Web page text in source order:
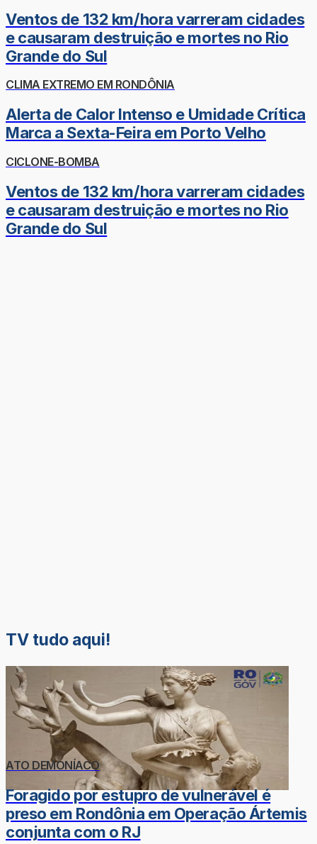
Ventos de 132 km/hora varreram cidades
e causaram destruição e mortes no Rio
Grande do Sul
CLIMA EXTREMO EM RONDÔNIA
Alerta de Calor Intenso e Umidade Crítica
Marca a Sexta-Feira em Porto Velho
CICLONE-BOMBA
Ventos de 132 km/hora varreram cidades
e causaram destruição e mortes no Rio
Grande do Sul
TV tudo aqui!
ATO DEMONÍACO
Foragido por estupro de vulnerável é
preso em Rondônia em Operação Ártemis
conjunta com o RJ